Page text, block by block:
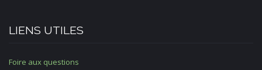
LIENS UTILES
Foire aux questions